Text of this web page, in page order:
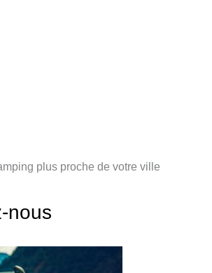
plus proche de votre ville
nous